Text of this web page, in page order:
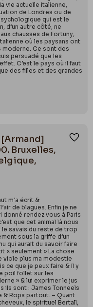
vie actuelle italienne,
de Londres ou de
qui est le
d’un autre côté, ne
chausses de Fortuny,
où les paysans ont
moderne. Ce sont des
persuadé que les
C’est le pays où il faut
des filles et des grandes
Bruxelles,
m’a écrit &
de blagues. Enfin je ne
donné rendez vous à Paris
que cet animal là nous
savais du reste de trop
sous la griffe d’un
qui aurait du savoir faire
« seulement » La chose
viole plus ma modestie
ce que je peux faire & il y
poil follet sur les
» & lui exprimer le jus
ils sont : James Tonneels
& Rops partout. – Quant
le spirituel Bertall,